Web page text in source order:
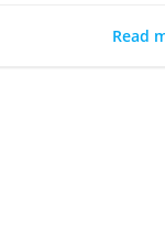
Read